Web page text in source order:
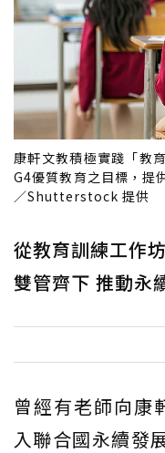
康軒文教積極實踐「教
G4優質教育之目標，提
／Shutterstock 提供
從教育訓練工作
雙管齊下 推動永
曾經有老師向康
入聯合國永續發